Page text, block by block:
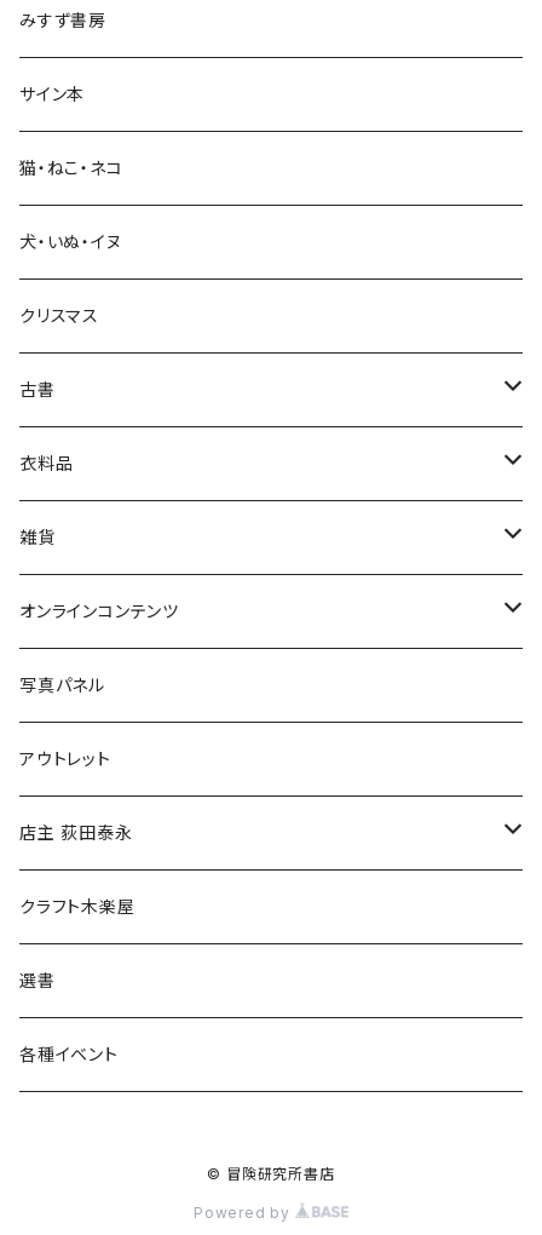
生活・暮らし
芸術・絵画・写真
絵本・児童書
娯楽・エンターテインメント
みすず書房
サイン本
猫・ねこ・ネコ
犬・いぬ・イヌ
クリスマス
古書
古書セット
美術
衣料品
POLEWARDS
Tシャツ
雑貨
バッグ
ブックカバー
マグカップ
傘
食料品
その他
オンラインコンテンツ
冒険クロストーク
写真パネル
アウトレット
店主 荻田泰永
書籍
ウェア
クラフト木楽屋
選書
各種イベント
© 冒険研究所書店
Powered by